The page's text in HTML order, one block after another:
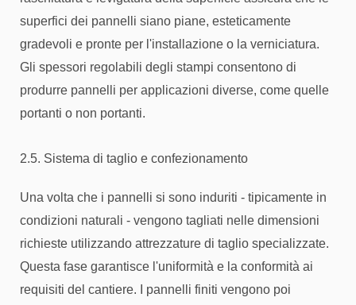
superfici dei pannelli siano piane, esteticamente
gradevoli e pronte per l'installazione o la verniciatura.
Gli spessori regolabili degli stampi consentono di
produrre pannelli per applicazioni diverse, come quelle
portanti o non portanti.
2.5. Sistema di taglio e confezionamento
Una volta che i pannelli si sono induriti - tipicamente in
condizioni naturali - vengono tagliati nelle dimensioni
richieste utilizzando attrezzature di taglio specializzate.
Questa fase garantisce l'uniformità e la conformità ai
requisiti del cantiere. I pannelli finiti vengono poi